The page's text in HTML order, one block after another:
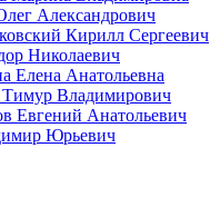
Александрович
Кирилл Сергеевич
Николаевич
Елена Анатольевна
Владимирович
Евгений Анатольевич
Юрьевич